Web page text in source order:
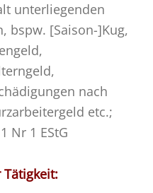
unterliegenden
bspw. [Saison-]Kug,
nach
etc.;
Nr 1 EStG